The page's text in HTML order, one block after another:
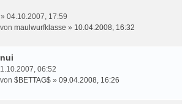
» 04.10.2007, 17:59
maulwurfklasse » 10.04.2008, 16:32
06:52
$BETTAG$ » 09.04.2008, 16:26